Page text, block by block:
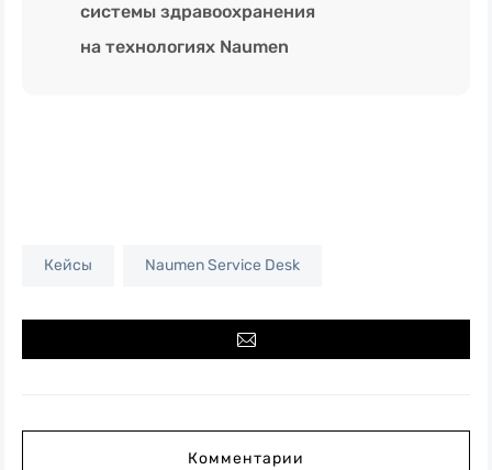
системы здравоохранения
на технологиях Naumen
Кейсы Naumen Service Desk
Комментарии